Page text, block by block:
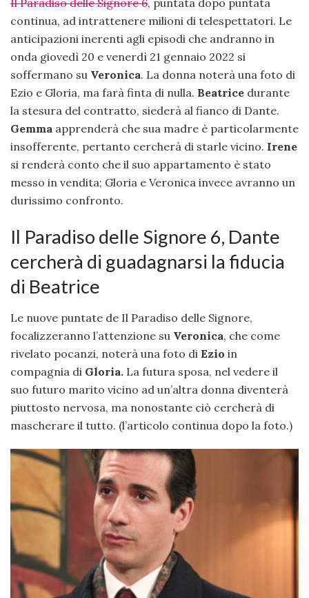
continua, ad intrattenere milioni di telespettatori. Le
anticipazioni inerenti agli episodi che andranno in
onda giovedì 20 e venerdì 21 gennaio 2022 si
soffermano su Veronica. La donna noterà una foto di
Ezio e Gloria, ma farà finta di nulla. Beatrice durante
la stesura del contratto, siederà al fianco di Dante.
Gemma apprenderà che sua madre è particolarmente
insofferente, pertanto cercherà di starle vicino. Irene
si renderà conto che il suo appartamento è stato
messo in vendita; Gloria e Veronica invece avranno un
durissimo confronto.
Il Paradiso delle Signore 6, Dante
cercherà di guadagnarsi la fiducia
di Beatrice
Le nuove puntate de Il Paradiso delle Signore,
focalizzeranno l’attenzione su Veronica, che come
rivelato pocanzi, noterà una foto di Ezio in
compagnia di Gloria. La futura sposa, nel vedere il
suo futuro marito vicino ad un’altra donna diventerà
piuttosto nervosa, ma nonostante ciò cercherà di
mascherare il tutto. (l’articolo continua dopo la foto.)